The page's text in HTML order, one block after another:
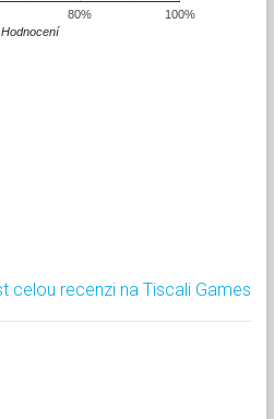
80% 100%
Hodnocení
celou recenzi na Tiscali Games